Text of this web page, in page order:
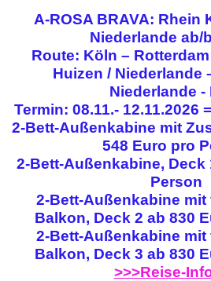
A-ROSA BRAVA: Rhein
Niederlande ab/
Route: Köln –
Huizen / Niederlande
Niederlande -
Termin: 08.11.- 12.11.2026
2-Bett-Außenkabine mit
548 Euro pro
2-Bett-Außenkabine, Deck
Person
2-Bett-Außenkabine
Balkon, Deck 2 ab 830
2-Bett-Außenkabine
Balkon, Deck 3 ab 830
>>>Reise-